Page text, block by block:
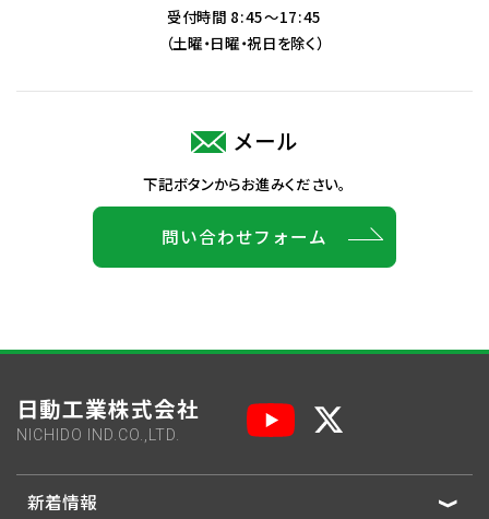
受付時間 8:45～17:45
（土曜・日曜・祝日を除く）
メール
下記ボタンからお進みください。
問い合わせフォーム
日動工業株式会社
NICHIDO IND.CO.,LTD.
新着情報